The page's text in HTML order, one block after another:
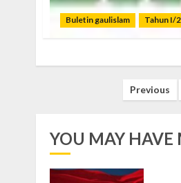
Buletin gaulislam Tahun I/
Previous
YOU MAY HAVE